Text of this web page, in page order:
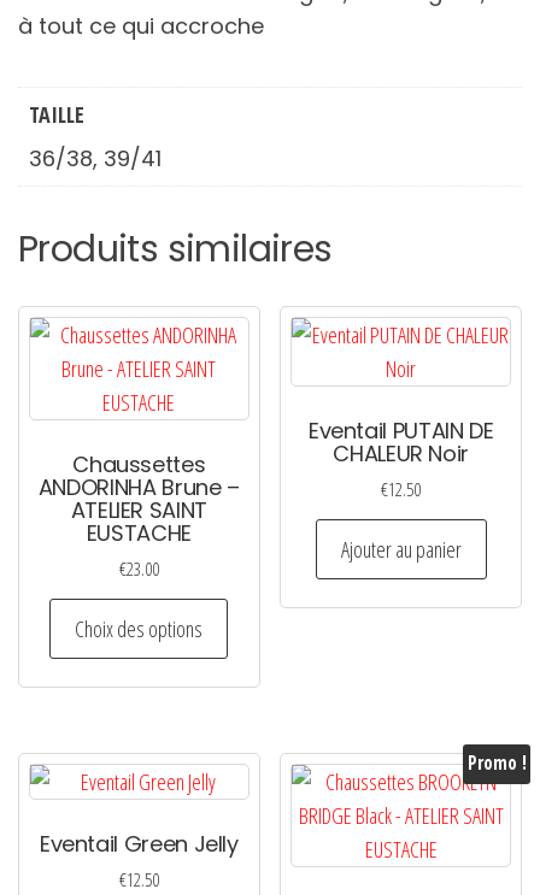
à tout ce qui accroche
TAILLE
36/38, 39/41
Produits similaires
Chaussettes
ANDORINHA Brune –
ATELIER SAINT
EUSTACHE
€23.00
Choix des options
Ce
Les
peuvent
Eventail PUTAIN DE
CHALEUR Noir
€12.50
Ajouter au panier
Eventail Green Jelly
€12.50
Promo !